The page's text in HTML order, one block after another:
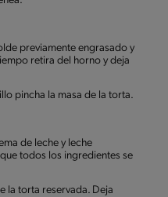
previamente engrasado y
retira del horno y deja
pincha la masa de la torta.
de leche y leche
todos los ingredientes se
la torta reservada. Deja